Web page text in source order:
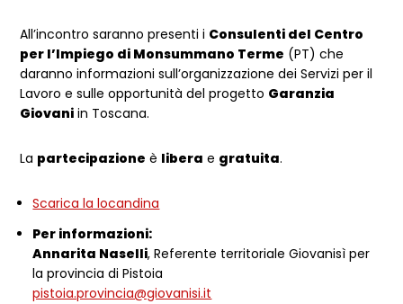
All’incontro saranno presenti i Consulenti del Centro
per l’Impiego di Monsummano Terme (PT) che
daranno informazioni sull’organizzazione dei Servizi per il
Lavoro e sulle opportunità del progetto Garanzia
Giovani in Toscana.
La partecipazione è libera e gratuita.
Scarica la locandina
Per informazioni:
Annarita Naselli, Referente territoriale Giovanisì per
la provincia di Pistoia
pistoia.provincia@giovanisi.it